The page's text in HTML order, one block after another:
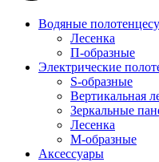
Водяные
Лесенка
П-образные
Электрические
S-образные
Вертикальная
Зеркальные
Лесенка
М-образные
Аксессуары